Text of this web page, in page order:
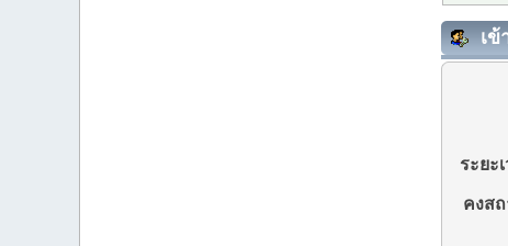
เข้
ระยะ
คงส